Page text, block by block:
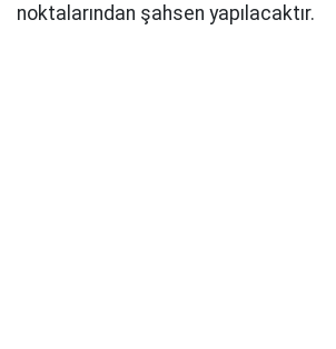
noktalarından şahsen yapılacaktır.